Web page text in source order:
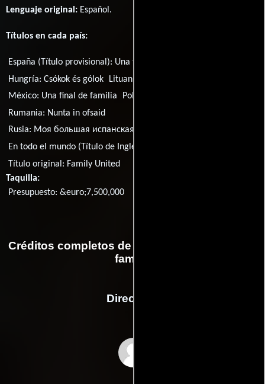
Lenguaje original: Español .
Títulos en cada país:
España (Título provisional): Una final de familia
Hungría:Csókok és gólok Lituania:
México: Una final de familia Polonia:
Rumania: Nunta in ofsaid
Rusia: Моя большая испанская семья
En todo el mundo (Título de Inglés):
Título original: Family United
Taquilla:
Presupuesto: &euro;7,500,000
Créditos completos de la película Una final de
familia
Dirección